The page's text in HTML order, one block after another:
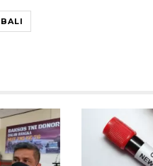
pengeroyokan